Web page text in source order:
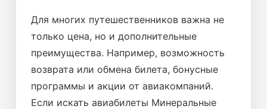
Для многих путешественников важна не
только цена, но и дополнительные
преимущества. Например, возможность
возврата или обмена билета, бонусные
программы и акции от авиакомпаний.
Если искать авиабилеты Минеральные